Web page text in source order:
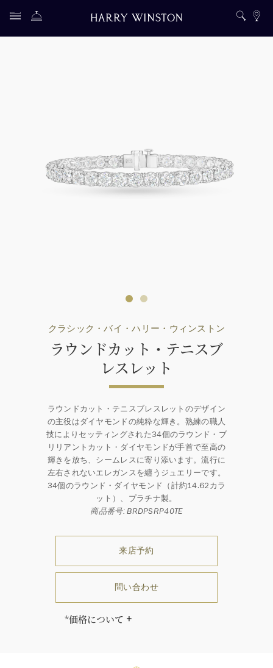
クラシック・バイ・ハリー・ウィンストン
ラウンドカット・テニスブ
レスレット
ラウンドカット・テニスブレスレットのデザイン
の主役はダイヤモンドの純粋な輝き。熟練の職人
技によりセッティングされた34個のラウンド・ブ
リリアントカット・ダイヤモンドが手首で至高の
輝きを放ち、シームレスに寄り添います。流行に
左右されないエレガンスを纏うジュエリーです。
34個のラウンド・ダイヤモンド（計約14.62カラ
ット）、プラチナ製。
商品番号: BRDPSRP40TE
来店予約
問い合わせ
*価格について